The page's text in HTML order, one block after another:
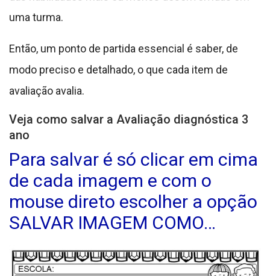
uma turma.
Então, um ponto de partida essencial é saber, de
modo preciso e detalhado, o que cada item de
avaliação avalia.
Veja como salvar a Avaliação diagnóstica 3
ano
Para salvar é só clicar em cima
de cada imagem e com o
mouse direto escolher a opção
SALVAR IMAGEM COMO…